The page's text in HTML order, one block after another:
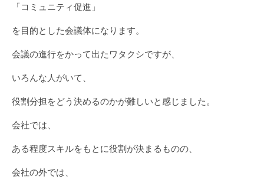
「コミュニティ促進」
を目的とした会議体になります。
会議の進行をかって出たワタクシですが、
いろんな人がいて、
役割分担をどう決めるのかが難しいと感じました。
会社では、
ある程度スキルをもとに役割が決まるものの、
会社の外では、